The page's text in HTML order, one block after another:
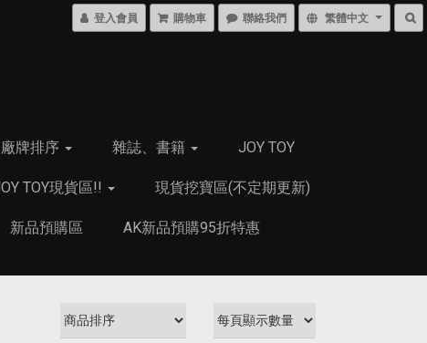
登入會員 購物車 聯絡我們 繁體中文
牌排序 雜誌、書籍 JOY TOY
TOY現貨區!! 現貨挖寶區(不定期更新)
新品預購區 AK新品預購95折特惠